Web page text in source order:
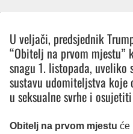
U veljači, predsjednik
“Obitelj na prvom mjestu”
snagu 1. listopada,
sustavu udomiteljstva
u seksualne svrhe i
Obitelj na prvom mjestu će